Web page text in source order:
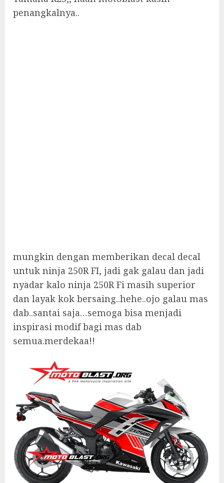
penangkalnya..
mungkin dengan memberikan decal decal
untuk ninja 250R FI, jadi gak galau dan jadi
nyadar kalo ninja 250R Fi masih superior
dan layak kok bersaing..hehe..ojo galau mas
dab..santai saja…semoga bisa menjadi
inspirasi modif bagi mas dab
semua.merdekaa!!